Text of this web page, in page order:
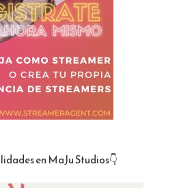
en MaJu Studios👇